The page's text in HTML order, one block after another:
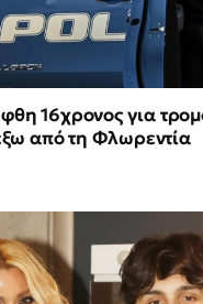
16χρονος για
από τη Φλωρεντία